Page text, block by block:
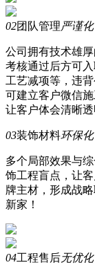
02团队管理严谨化
公司拥有技术雄
考核通过后方可
工艺减项等，违
可建立客户微信
让客户体会清晰透
03装饰材料环保化
多个局部效果与
饰工程盲点，让
牌主材 ，形成战
新家！
04工程售后无优化